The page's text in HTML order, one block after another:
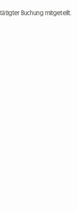
Buchung mitgeteilt.